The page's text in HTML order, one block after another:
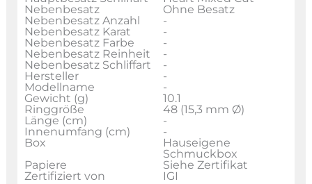
Nebenbesatz
Ohne Besatz
Nebenbesatz Anzahl
-
Nebenbesatz Karat
-
Nebenbesatz Farbe
-
Nebenbesatz Reinheit
-
Nebenbesatz Schliffart
-
Hersteller
-
Modellname
-
Gewicht (g)
10.1
Ringgröße
48 (15,3 mm Ø)
Länge (cm)
-
Innenumfang (cm)
-
Box
Hauseigene
Schmuckbox
Papiere
Siehe Zertifikat
Zertifiziert von
IGI